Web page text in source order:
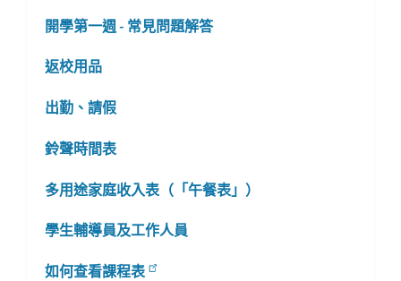
開學第一週 - 常見問題解答
返校用品
出勤、請假
鈴聲時間表
多用途家庭收入表（「午餐表」）
學生輔導員及工作人員
如何查看課程表